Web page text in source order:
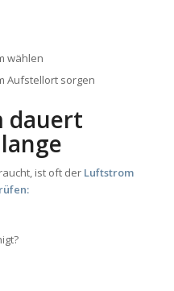
wählen
Aufstellort sorgen
dauert
ist oft der Luftstrom